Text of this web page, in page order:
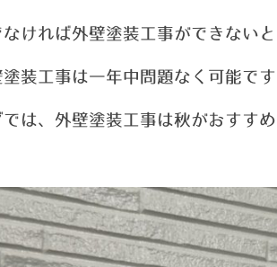
なければ外壁塗装工事ができない
装工事は一年中問題なく可能です
は、外壁塗装工事は秋がおすす